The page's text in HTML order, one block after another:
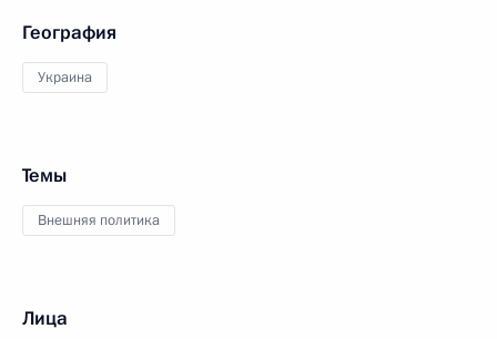
География
Украина
Темы
Внешняя политика
Лица